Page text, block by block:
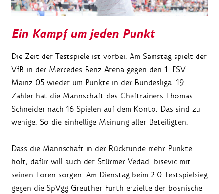
Ein Kampf um jeden Punkt
Die Zeit der Testspiele ist vorbei. Am Samstag spielt der
VfB in der Mercedes-Benz Arena gegen den 1. FSV
Mainz 05 wieder um Punkte in der Bundesliga. 19
Zähler hat die Mannschaft des Cheftrainers Thomas
Schneider nach 16 Spielen auf dem Konto. Das sind zu
wenige. So die einhellige Meinung aller Beteiligten.
Dass die Mannschaft in der Rückrunde mehr Punkte
holt, dafür will auch der Stürmer Vedad Ibisevic mit
seinen Toren sorgen. Am Dienstag beim 2:0-Testspielsieg
gegen die SpVgg Greuther Fürth erzielte der bosnische